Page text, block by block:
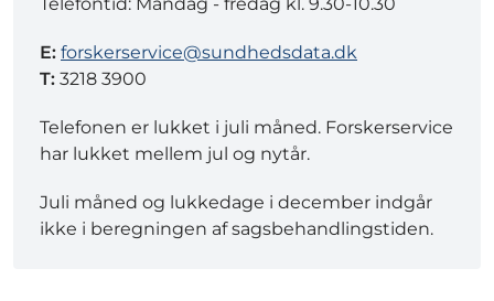
E: forskerservice@sundhedsdata.dk
T: 3218 3900
Telefonen er lukket i juli måned. Forskerservice
har lukket mellem jul og nytår.
Juli måned og lukkedage i december indgår
ikke i beregningen af sagsbehandlingstiden.